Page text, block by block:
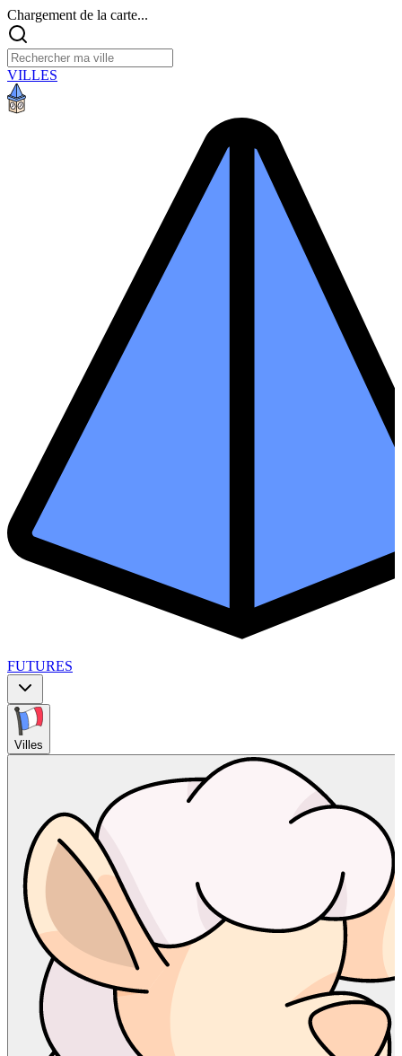
Chargement de la carte...
VILLES
FUTURES
Villes